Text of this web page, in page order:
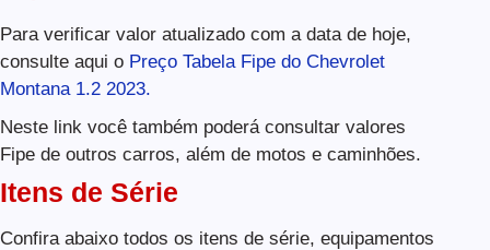
Para verificar valor atualizado com a data de hoje,
consulte aqui o Preço Tabela Fipe do Chevrolet
Montana 1.2 2023.
Neste link você também poderá consultar valores
Fipe de outros carros, além de motos e caminhões.
Itens de Série
Confira abaixo todos os itens de série, equipamentos